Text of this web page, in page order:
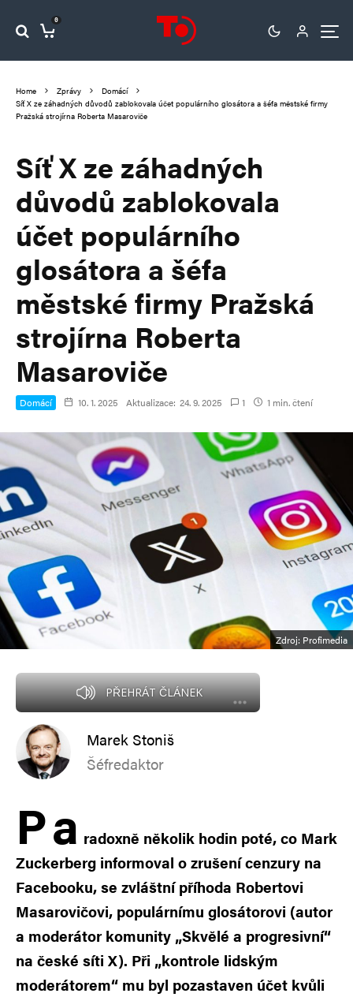
0
Home Zprávy
Domácí
Síť X ze záhadných důvodů zablokovala účet populárního glosátora a šéfa městské firmy
Pražská strojírna Roberta Masaroviče
Síť X ze záhadných
důvodů zablokovala
účet populárního
glosátora a šéfa
městské firmy Pražská
strojírna Roberta
Masaroviče
Domácí 10. 1. 2025 Aktualizace: 24. 9. 2025 1 1 min. čtení
Zdroj: Profimedia
PŘEHRÁT ČLÁNEK
Marek Stoniš
Šéfredaktor
Pa radoxně několik hodin poté, co Mark
Zuckerberg informoval o zrušení cenzury na
Facebooku, se zvláštní příhoda Robertovi
Masarovičovi, populárnímu glosátorovi (autor
a moderátor komunity „Skvělé a progresivní“
na české síti X). Při „kontrole lidským
moderátorem“ mu byl pozastaven účet kvůli